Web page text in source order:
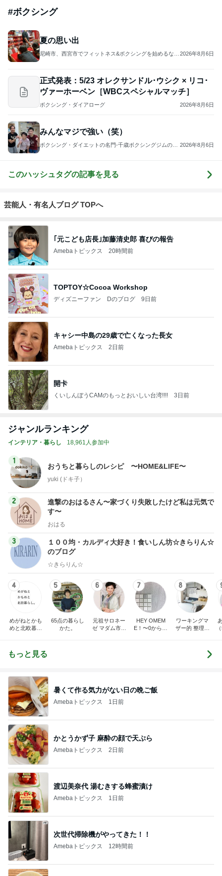
#ボクシング
夏の思い出
尼崎市、西宮市でフィットネス&ボクシングを始めるなら 2026年8月6日
正式発表：5/23 オレクサンドル･ウシク × リコ･
ヴァーホーベン［WBCスペシャルマッチ］
ボクシング・ダイアローグ 2026年8月6日
みんなマジで強い（笑）
ボクシング・ダイエットの名門-千歳ボクシングジムのブ
2026年8月6日
このハッシュタグの記事を見る
芸能人・有名人ブログ TOPへ
｢元こども店長｣加藤清史郎 喜びの報告
Amebaトピックス 20時間前
TOPTOY☆Cocoa Workshop
ディズニーファン Dのブログ 9日前
キャシー中島の29歳で亡くなった長女
Amebaトピックス 2日前
開卡
くいしんぼうCAMのもっとおいしい台湾!!!! 3日前
ジャンルランキング
インテリア・暮らし 18,961人参加中
1
おうちと暮らしのレシピ 〜HOME&LIFE〜
yuki (ドキ子）
2
進撃のおはるさん〜家づくり失敗したけど私は元気で
す〜
おはる
3
１００均・カルディ大好き！食いしん坊☆きらりん☆
のブログ
☆きらりん☆
4
めがねとかも
めと北欧暮ら
5
65点の暮らし
かた。
6
元祖サロネー
ゼ マダム市川
7
HEY OMEM
E！〜0からの
8
ワーキングマ
ザー的 整理収
もっと見る
暑くて作る気力がない日の晩ご飯
Amebaトピックス 1日前
かとうかず子 麻酔の顔で天ぷら
Amebaトピックス 2日前
渡辺美奈代 湯むきする蜂蜜漬け
Amebaトピックス 1日前
次世代掃除機がやってきた！！
Amebaトピックス 12時間前